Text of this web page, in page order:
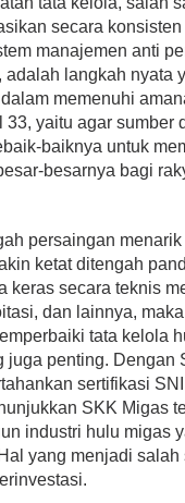
secara konsisten
manajemen anti
adalah langkah nyata
memenuhi
33, yaitu agar sumber
baiknya untuk
besarnya bagi
persaingan
ketat ditengah
keras secara teknis
dan lainnya,
tata kelola
juga penting. Dengan
sertifikasi
SKK Migas
industri hulu migas
yang menjadi salah